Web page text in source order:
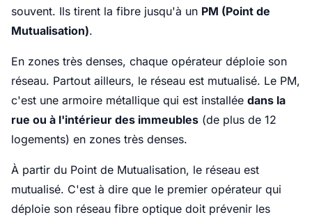
souvent. Ils tirent la fibre jusqu'à un PM (Point de
Mutualisation).
En zones très denses, chaque opérateur déploie son
réseau. Partout ailleurs, le réseau est mutualisé. Le PM,
c'est une armoire métallique qui est installée dans la
rue ou à l'intérieur des immeubles (de plus de 12
logements) en zones très denses.
À partir du Point de Mutualisation, le réseau est
mutualisé. C'est à dire que le premier opérateur qui
déploie son réseau fibre optique doit prévenir les